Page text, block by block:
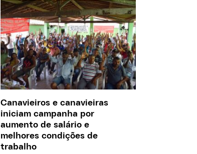
Canavieiros e canavieiras
iniciam campanha por
aumento de salário e
melhores condições de
trabalho